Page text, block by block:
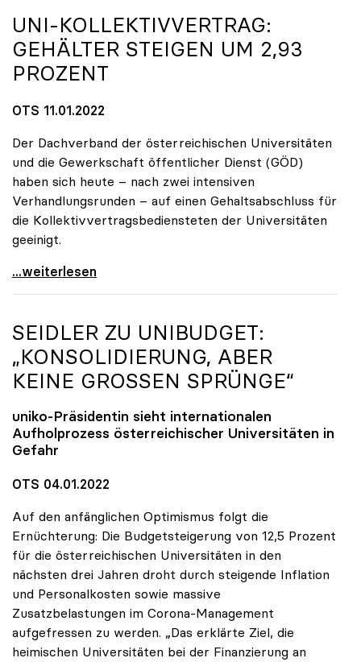
UNI-KOLLEKTIVVERTRAG:
GEHÄLTER STEIGEN UM 2,93
PROZENT
OTS 11.01.2022
Der Dachverband der österreichischen Universitäten
und die Gewerkschaft öffentlicher Dienst (GÖD)
haben sich heute – nach zwei intensiven
Verhandlungsrunden – auf einen Gehaltsabschluss für
die Kollektivvertragsbediensteten der Universitäten
geeinigt.
Uni-Kollektivvertrag: Gehälter steigen um 2,93
...weiterlesen
SEIDLER ZU UNIBUDGET:
„KONSOLIDIERUNG, ABER
KEINE GROSSEN SPRÜNGE“
uniko-Präsidentin sieht internationalen
Aufholprozess österreichischer Universitäten in
Gefahr
OTS 04.01.2022
Auf den anfänglichen Optimismus folgt die
Ernüchterung: Die Budgetsteigerung von 12,5 Prozent
für die österreichischen Universitäten in den
nächsten drei Jahren droht durch steigende Inflation
und Personalkosten sowie massive
Zusatzbelastungen im Corona-Management
aufgefressen zu werden. „Das erklärte Ziel, die
heimischen Universitäten bei der Finanzierung an